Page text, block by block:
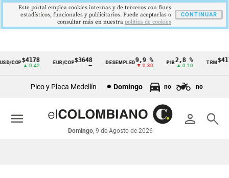
Cintillo
económicos
Colombia
COP$4178
▲ 0.42
EUR/COP$3648 DESEMPLEO 9,9 %
▼ 0.30
PIB2,8 %
▲ 0.10
TRM
Pico y Placa Medellín Domingo no no
person search
Domingo, 9 de Agosto de 2026
menu
Este portal emplea cookies internas y de terceros con fines
estadísticos, funcionales y publicitarios. Puede aceptarlas o
consultar más en nuestra politica de cookies
CONTINUAR